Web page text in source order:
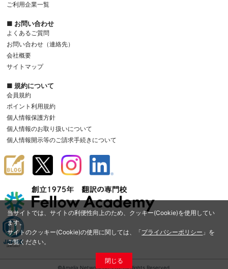
当サイトでは、サイトの利便性向上のため、クッキー(Cookie)を使用してい
ます。
サイトのクッキー(Cookie)の使用に関しては、「プライバシーポリシー 」を
ご覧ください。
閉じる
ご利用企業一覧
■ お問い合わせ
よくあるご質問
お問い合わせ（連絡先）
会社概要
サイトマップ
■ 規約について
会員規約
ポイント利用規約
個人情報保護方針
個人情報のお取り扱いについて
個人情報開示等のご請求手続きについて
©Amelia Network Co.,Ltd. All Rights Reserved.